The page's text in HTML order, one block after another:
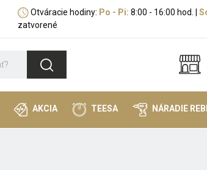
Otváracie hodiny: Po - Pi: 8:00 - 16:00 hod. |
zatvorené
AKCIA TEESA NÁRADIE